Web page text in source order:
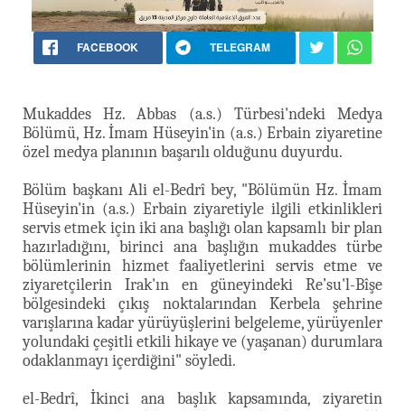
FACEBOOK TELEGRAM
Mukaddes Hz. Abbas (a.s.) Türbesi'ndeki Medya
Bölümü, Hz. İmam Hüseyin'in (a.s.) Erbain ziyaretine
özel medya planının başarılı olduğunu duyurdu.
Bölüm başkanı Ali el-Bedrî bey, "Bölümün Hz. İmam
Hüseyin'in (a.s.) Erbain ziyaretiyle ilgili etkinlikleri
servis etmek için iki ana başlığı olan kapsamlı bir plan
hazırladığını, birinci ana başlığın mukaddes türbe
bölümlerinin hizmet faaliyetlerini servis etme ve
ziyaretçilerin Irak'ın en güneyindeki Re’su'l-Bîşe
bölgesindeki çıkış noktalarından Kerbela şehrine
varışlarına kadar yürüyüşlerini belgeleme, yürüyenler
yolundaki çeşitli etkili hikaye ve (yaşanan) durumlara
odaklanmayı içerdiğini" söyledi.
el-Bedrî, İkinci ana başlık kapsamında, ziyaretin